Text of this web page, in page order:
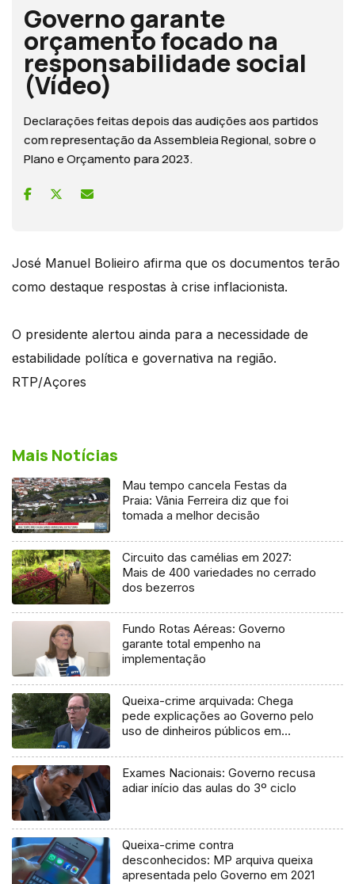
Governo garante
orçamento focado na
responsabilidade social
(Vídeo)
Declarações feitas depois das audições aos partidos
com representação da Assembleia Regional, sobre o
Plano e Orçamento para 2023.
José Manuel Bolieiro afirma que os documentos terão
como destaque respostas à crise inflacionista.
O presidente alertou ainda para a necessidade de
estabilidade política e governativa na região.
RTP/Açores
Mais Notícias
Mau tempo cancela Festas da
Praia: Vânia Ferreira diz que foi
tomada a melhor decisão
Circuito das camélias em 2027:
Mais de 400 variedades no cerrado
dos bezerros
Fundo Rotas Aéreas: Governo
garante total empenho na
implementação
Queixa-crime arquivada: Chega
pede explicações ao Governo pelo
uso de dinheiros públicos em
Exames Nacionais: Governo recusa
adiar início das aulas do 3º ciclo
Queixa-crime contra
desconhecidos: MP arquiva queixa
apresentada pelo Governo em 2021